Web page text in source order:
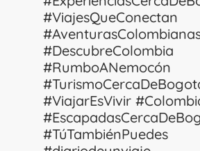
#ViajesQueConectan
#DescubreColombia
#RumboANemocón
#ViajarEsVivir
#TúTambiénPuedes